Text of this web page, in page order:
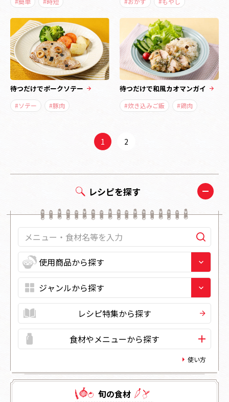
待つだけでポークソテー
#ソテー #豚肉
待つだけで和風カオマンガイ
#炊き込みご飯 #鶏肉
1 2
レシピを探す
レシピ特集から探す
食材やメニューから探す
使い方
旬の⾷材